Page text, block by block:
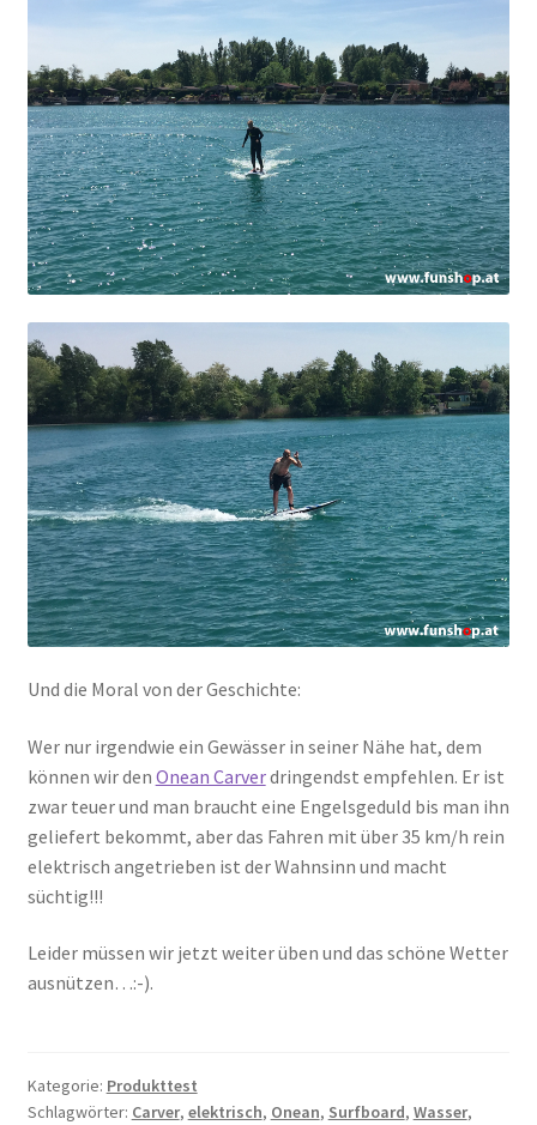
Und die Moral von der Geschichte:
Wer nur irgendwie ein Gewässer in seiner Nähe hat, dem
können wir den Onean Carverdringendst empfehlen. Er ist
zwar teuer und man braucht eine Engelsgeduld bis man ihn
geliefert bekommt, aber das Fahren mit über 35 km/h rein
elektrisch angetrieben ist der Wahnsinn und macht
süchtig!!!
Leider müssen wir jetzt weiter üben und das schöne Wetter
ausnützen…:-).
Kategorie: Produkttest
Schlagwörter: Carver, elektrisch, Onean, Surfboard, Wasser,